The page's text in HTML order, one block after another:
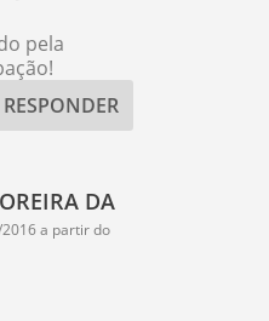
pela
RESPONDER
DA
a partir do